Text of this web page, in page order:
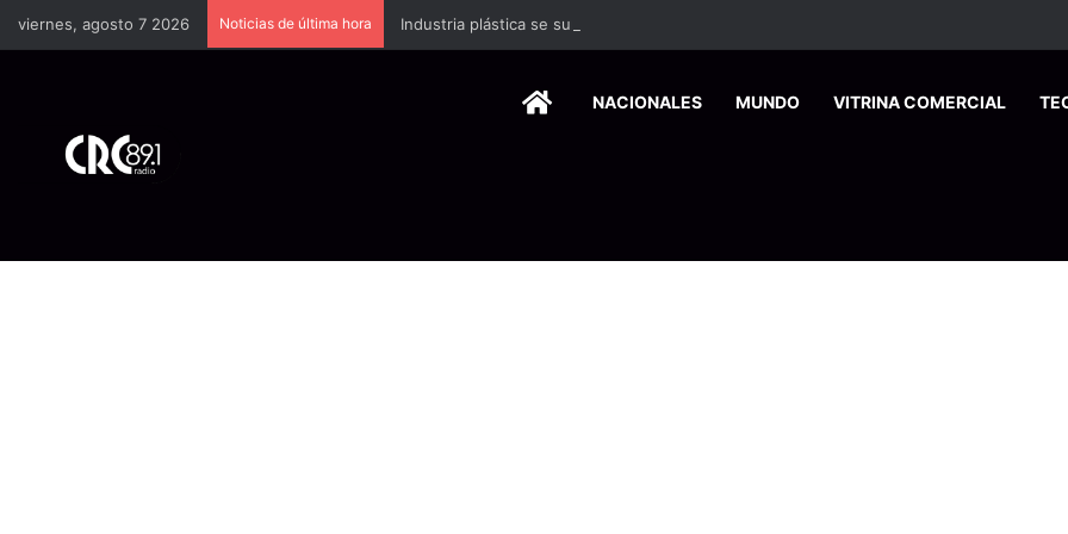
viernes, agosto 7 2026 Noticias de última hora Industria plástica se suma a la economía circular
HOMENACIONALES MUNDO VITRINA COMERCIAL